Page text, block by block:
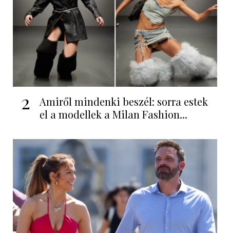
2
Amiről mindenki beszél: sorra estek
el a modellek a Milan Fashion...